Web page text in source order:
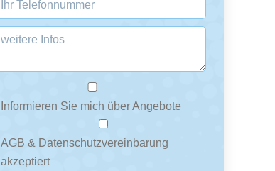
Informieren Sie mich über Angebote
AGB & Datenschutzvereinbarung
akzeptiert